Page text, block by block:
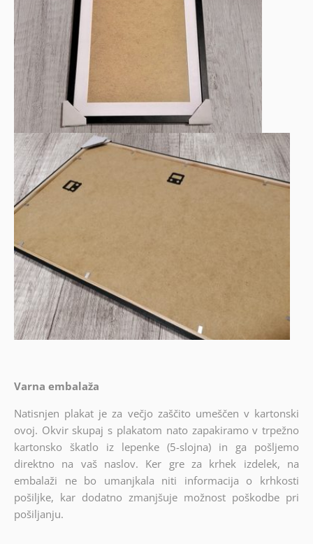
Varna embalaža
Natisnjen plakat je za večjo zaščito umeščen v kartonski
ovoj. Okvir skupaj s plakatom nato zapakiramo v trpežno
kartonsko škatlo iz lepenke (5-slojna) in ga pošljemo
direktno na vaš naslov. Ker gre za krhek izdelek, na
embalaži ne bo umanjkala niti informacija o krhkosti
pošiljke, kar dodatno zmanjšuje možnost poškodbe pri
pošiljanju.